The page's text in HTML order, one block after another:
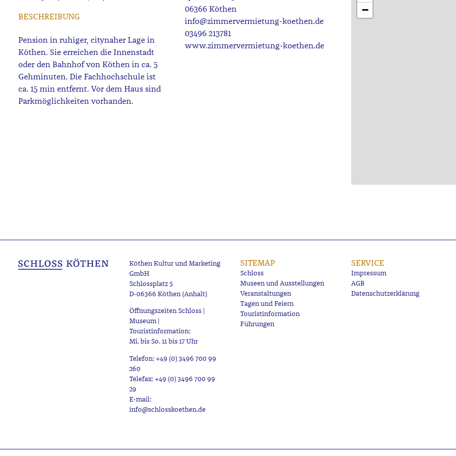
BESCHREIBUNG
Pension in ruhiger, citynaher Lage in
Köthen. Sie erreichen die Innenstadt
oder den Bahnhof von Köthen in ca. 5
Gehminuten. Die Fachhochschule ist
ca. 15 min entfernt. Vor dem Haus sind
06366 Köthen
info@zimmervermietung-koethen.de
03496 213781
www.zimmervermietung-koethen.de
−
Köthen Kultur und Marketing
GmbH
Schlossplatz 5
D-06366 Köthen (Anhalt)
Öffnungszeiten Schloss |
Museum |
Touristinformation:
Mi. bis So. 11 bis 17 Uhr
Telefon: +49 (0) 3496 700 99
260
Telefax: +49 (0) 3496 700 99
29
E-mail:
info@schlosskoethen.de
SITEMAP
Schloss
Museen und Ausstellungen
Veranstaltungen
Tagen und Feiern
Touristinformation
Führungen
SERVICE
Impressum
AGB
Datenschutzerklärung